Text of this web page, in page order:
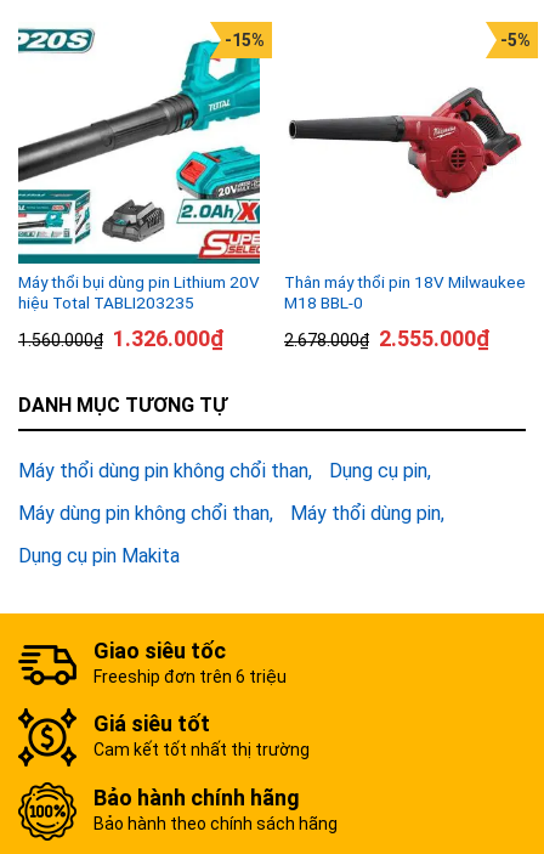
Máy thổi bụi dùng pin Lithium 20V
hiệu Total TABLI203235
1.560.000₫
-15%
1.326.000₫
Thân máy thổi pin 18V Milwaukee
M18 BBL-0
2.678.000₫
-5%
2.555.000₫
DANH MỤC TƯƠNG TỰ
Máy thổi dùng pin không chổi than
Dụng cụ pin
Máy dùng pin không chổi than
Máy thổi dùng pin
Dụng cụ pin Makita
Giao siêu tốc
Freeship đơn trên 6 triệu
Giá siêu tốt
Cam kết tốt nhất thị trường
Bảo hành chính hãng
Bảo hành theo chính sách hãng